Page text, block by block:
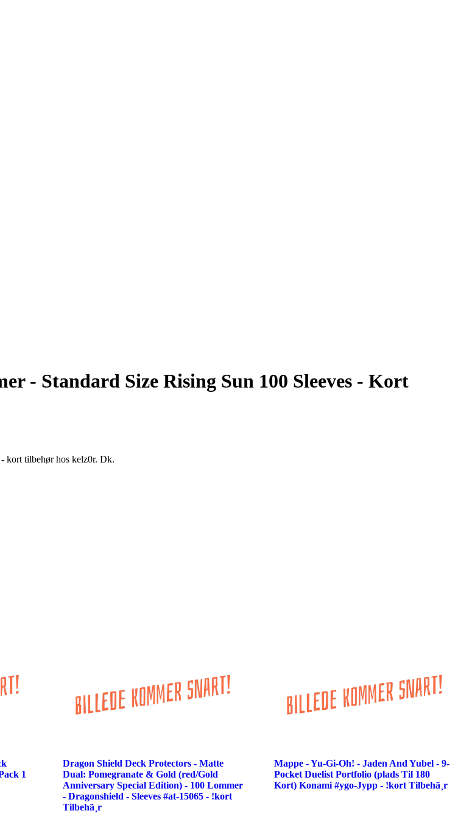
- Standard Size Rising Sun 100 Sleeves - Kort
- kort tilbehør hos kelz0r. Dk.
1
Dragon Shield Deck Protectors - Matte
Dual: Pomegranate & Gold (red/Gold
Anniversary Special Edition) - 100 Lommer
- Dragonshield - Sleeves #at-15065 - !kort
Tilbehã¸r
Mappe - Yu-Gi-Oh! - Jaden And Yubel - 9-
Pocket Duelist Portfolio (plads Til 180
Kort) Konami #ygo-Jypp - !kort Tilbehã¸r